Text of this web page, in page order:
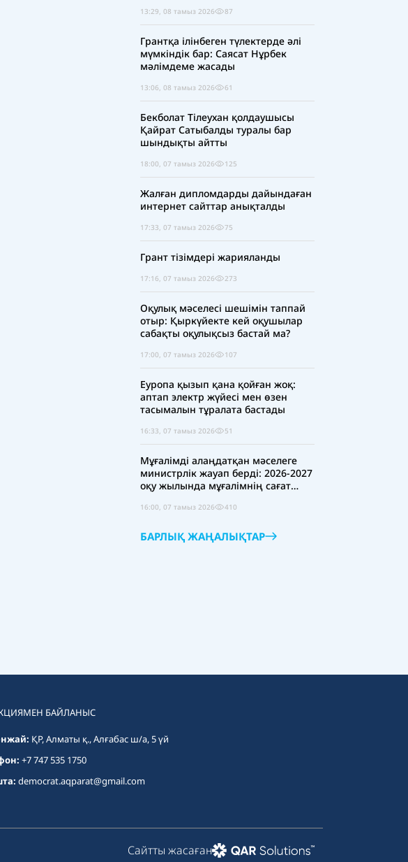
13:29, 08 тамыз 2026 87
Грантқа ілінбеген түлектерде әлі
мүмкіндік бар: Саясат Нұрбек
мәлімдеме жасады
13:06, 08 тамыз 2026 61
Бекболат Тілеухан қолдаушысы
Қайрат Сатыбалды туралы бар
шындықты айтты
18:00, 07 тамыз 2026 125
Жалған дипломдарды дайындаған
интернет сайттар анықталды
17:33, 07 тамыз 2026 75
Грант тізімдері жарияланды
17:16, 07 тамыз 2026 273
Оқулық мәселесі шешімін таппай
отыр: Қыркүйекте кей оқушылар
сабақты оқулықсыз бастай ма?
17:00, 07 тамыз 2026 107
Еуропа қызып қана қойған жоқ:
аптап электр жүйесі мен өзен
тасымалын тұралата бастады
16:33, 07 тамыз 2026 51
Мұғалімді алаңдатқан мәселеге
министрлік жауап берді: 2026-2027
оқу жылында мұғалімнің сағат
16:00, 07 тамыз 2026 410
БАРЛЫҚ ЖАҢАЛЫҚТАР
БАЙЛАНЫС
ҚР, Алматы қ., Алғабас ш/а, 5 үй
+7 747 535 1750
democrat.aqparat@gmail.com
Сайтты жасаған